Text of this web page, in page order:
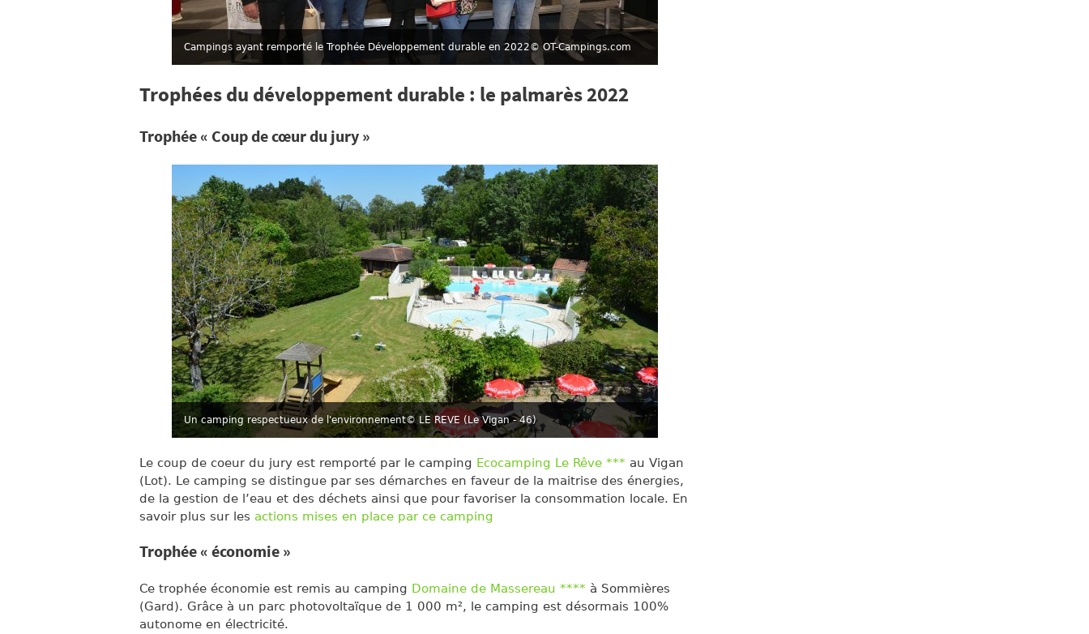
Campings ayant remporté le Trophée Développement durable en 2022© OT-Campings.com
Trophées du développement durable : le palmarès 2022
Trophée « Coup de cœur du jury »
Un camping respectueux de l'environnement© LE REVE (Le Vigan - 46)
Le coup de coeur du jury est remporté par le camping Ecocamping Le Rêve *** au Vigan
(Lot). Le camping se distingue par ses démarches en faveur de la maitrise des énergies,
de la gestion de l’eau et des déchets ainsi que pour favoriser la consommation locale. En
savoir plus sur les actions mises en place par ce camping
Trophée « économie »
Ce trophée économie est remis au camping Domaine de Massereau **** à Sommières
(Gard). Grâce à un parc photovoltaïque de 1 000 m², le camping est désormais 100%
autonome en électricité.